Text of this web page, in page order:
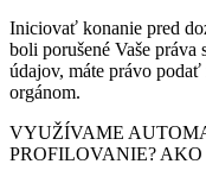
Iniciovať konanie pred
boli porušené Vaše práva
údajov, máte právo
orgánom.
VYUŽÍVAME
PROFILOVANIE? AKO